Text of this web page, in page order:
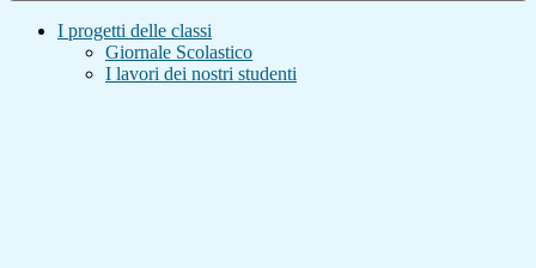
I progetti delle classi
Giornale Scolastico
I lavori dei nostri studenti